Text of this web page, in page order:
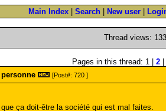
Main Index Search New user
Thread views:
Pages in this thread: 1 | 2
[Post#: 720 ]
ça doit-être la société qui est mal faites.